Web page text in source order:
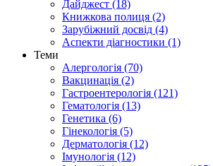
Дайджест (18)
Книжкова полиця (2)
Зарубіжний досвід (4)
Аспекти діагностики (1)
Теми
Алергологія (70)
Вакцинація (2)
Гастроентерологія (121)
Гематологія (13)
Генетика (6)
Гінекологія (5)
Дерматологія (12)
Імунологія (12)